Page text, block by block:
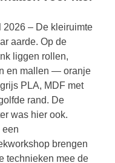
2026 – De kleiruimte
aarde. Op de
liggen rollen,
en mallen — oranje
PLA, MDF met
rand. De
was hier ook.
een
brengen
technieken mee de